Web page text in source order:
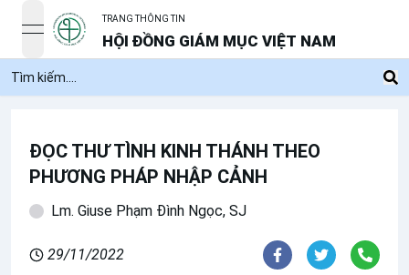
open navigation menu
TRANG THÔNG TIN
HỘI ĐỒNG GIÁM MỤC VIỆT NAM
ĐỌC THƯ TÌNH KINH THÁNH THEO
PHƯƠNG PHÁP NHẬP CẢNH
Lm. Giuse Phạm Đình Ngọc, SJ
29/11/2022